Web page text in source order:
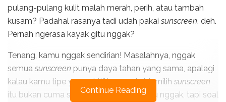
pulang-pulang kulit malah merah, perih, atau tambah
kusam? Padahal rasanya tadi udah pakai sunscreen , deh.
Pernah ngerasa kayak gitu nggak?
Tenang, kamu nggak sendirian! Masalahnya, nggak
semua sunscreen punya daya tahan yang sama, apalagi
kalau kamu tipe yang aktif bergerak. Memilih sunscreen
itu bukan cuma soal SPF-nya tinggi atau nggak, tapi soal
Continue Reading